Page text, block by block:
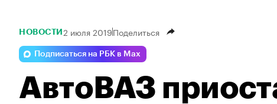
НОВОСТИ 2 июля 2019Поделиться
Подписаться на РБК в Max
АвтоВАЗ